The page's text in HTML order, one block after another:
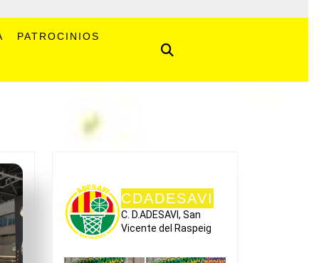
PATROCINIOS
CDADESAVI
C. D.ADESAVI, San
Vicente del Raspeig